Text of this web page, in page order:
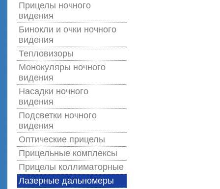
Прицелы ночного
видения
Бинокли и очки ночного
видения
Тепловизоры
Монокуляры ночного
видения
Насадки ночного
видения
Подсветки ночного
видения
Оптические прицелы
Прицельные комплексы
Прицелы коллиматорные
Лазерные дальномеры